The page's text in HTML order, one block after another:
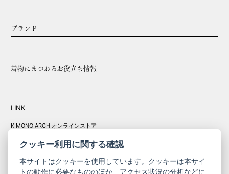
ブランド
着物にまつわるお役立ち情報
LINK
KIMONO ARCH オンラインストア
クッキー利用に関する確認
本サイトはクッキーを使用しています。クッキーは本サイ
トの動作に必要なもののほか、アクセス状況の分析などに